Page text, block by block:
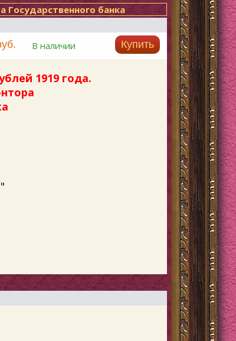
Государственного банка
В наличии Купить
1919 года.